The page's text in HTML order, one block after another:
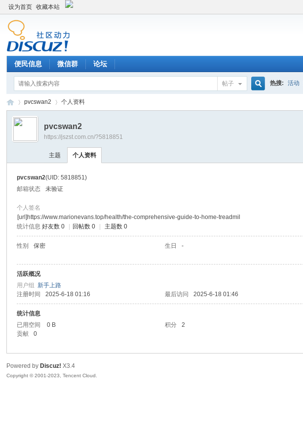
设为首页 收藏本站
便民信息 微信群 论坛
帖子 热搜: 活动
›
pvcswan2 个人资料
pvcswan2
https://jszst.com.cn/?5818851
主题 个人资料
pvcswan2(UID: 5818851)
邮箱状态
未验证
个人签名
[url]https://www.marionevans.top/health/the-comprehensive-guide-to-home-treadmil
统计信息 好友数 0 回帖数 0 主题数 0
性别 保密 生日 -
活跃概况
用户组新手上路
注册时间
2025-6-18 01:16 最后访问 2025-6-18 01:46
统计信息
已用空间
0 B 积分 2
贡献
0
Powered by Discuz! X3.4
Copyright © 2001-2023, Tencent Cloud.